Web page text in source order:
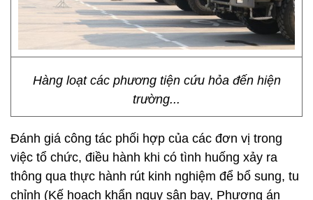
Hàng loạt các phương tiện cứu hỏa đến hiện
trường...
Đánh giá công tác phối hợp của các đơn vị trong
việc tổ chức, điều hành khi có tình huống xảy ra
thông qua thực hành rút kinh nghiệm để bổ sung, tu
chỉnh (Kế hoạch khẩn nguy sân bay, Phương án